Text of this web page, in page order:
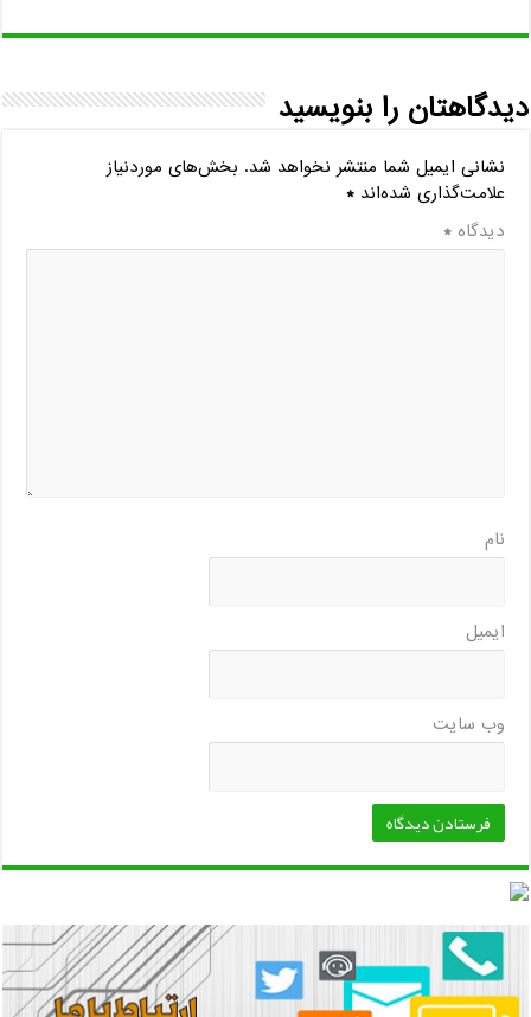
دیدگاهتان را بنویسید
نشانی ایمیل شما منتشر نخواهد شد. بخش‌های موردنیاز
علامت‌گذاری شده‌اند*
دیدگاه*
نام
ایمیل
وب‌ سایت